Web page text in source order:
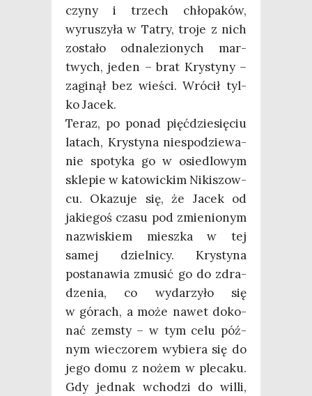
czy­ny i trzech chło­pa­ków,
wyru­szy­ła w Tatry, tro­je z nich
zosta­ło odna­le­zio­nych mar­
twych, jeden – brat Kry­sty­ny –
zagi­nął bez wie­ści. Wró­cił tyl­
ko Jacek.
Teraz, po ponad pięć­dzie­się­ciu
latach, Kry­sty­na nie­spo­dzie­wa­
nie spo­ty­ka go w osie­dlo­wym
skle­pie w kato­wic­kim Niki­szow­
cu. Oka­zu­je się, że Jacek od
jakie­goś cza­su pod zmie­nio­nym
nazwi­skiem miesz­ka w tej
samej dziel­ni­cy. Kry­sty­na
posta­na­wia zmu­sić go do zdra­
dze­nia, co wyda­rzy­ło się
w górach, a może nawet doko­
nać zemsty – w tym celu póź­
nym wie­czo­rem wybie­ra się do
jego domu z nożem w ple­ca­ku.
Gdy jed­nak wcho­dzi do wil­li,